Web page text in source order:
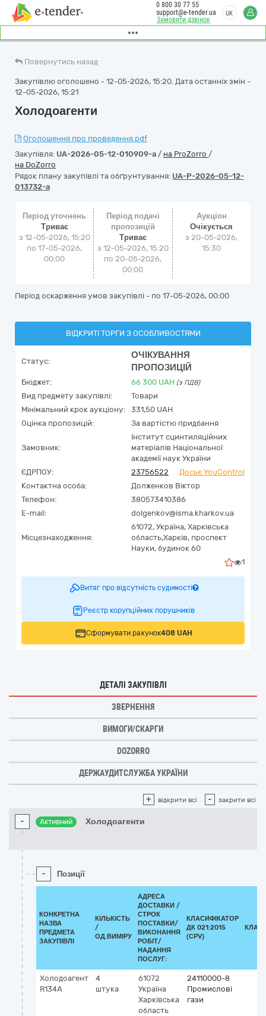
Замовити дзвінок
0 800 30 77 55
support@e-tender.ua
UK
Повернутись назад
Закупівлю оголошено - 12-05-2026, 15:20. Дата останніх змін -
12-05-2026, 15:21
Холодоагенти
Оголошення про проведення.pdf
Закупівля: UA-2026-05-12-010909-a / на ProZorro /
на DoZorro
Рядок плану закупівлі та обґрунтування: UA-P-2026-05-12-
013732-a
Період уточнень
Триває
з 12-05-2026, 15:20
по 17-05-2026,
00:00
Період подачі
пропозицій
Триває
з 12-05-2026, 15:20
по 20-05-2026,
00:00
Аукціон
Очікується
з20-05-2026,
15:30
Період оскарження умов закупівлі - по 17-05-2026, 00:00
ВІДКРИТІ ТОРГИ З ОСОБЛИВОСТЯМИ
Статус:
ОЧІКУВАННЯ
ПРОПОЗИЦІЙ
Бюджет: 66 300 UAH (з ПДВ)
Вид предмету закупівлі:
Товари
Мінімальний крок аукціону:
331,50 UAH
Оцінка пропозицій:
За вартістю придбання
Замовник:
Інститут сцинтиляційних
матеріалів Національної
академії наук України
ЄДРПОУ:
23756522
Досьє YouControl
Контактна особа:
Долженков Віктор
Телефон:
380573410386
E-mail:
dolgenkov@isma.kharkov.ua
Місцезнаходження:
61072, Україна, Харківська
область,Харків, проспект
Науки, будинок 60
1
Витяг про відсутність судимості
Реєстр корупційних порушників
Сформувати рахунок408 UAH
ДЕТАЛІ ЗАКУПІВЛІ
ЗВЕРНЕННЯ
ВИМОГИ/СКАРГИ
DOZORRO
ДЕРЖАУДИТСЛУЖБА УКРАЇНИ
+ відкрити всі - закрити всі
- Активний Холодоагенти
- Позиції
КОНКРЕТНА
НАЗВА
ПРЕДМЕТА
ЗАКУПІВЛІ
КІЛЬКІСТЬ
/
ОД.ВИМІРУ
АДРЕСА
ДОСТАВКИ /
СТРОК
ПОСТАВКИ/
ВИКОНАННЯ
РОБІТ/
НАДАННЯ
ПОСЛУГ:
КЛАСИФІКАТОР
ДК 021:2015
(CPV)
Холодоагент
R134A
4
штука
61072
Україна
Харківська
область
24110000-8
Промислові
гази